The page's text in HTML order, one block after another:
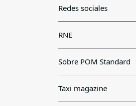
Redes sociales
RNE
Sobre POM Standard
Taxi magazine